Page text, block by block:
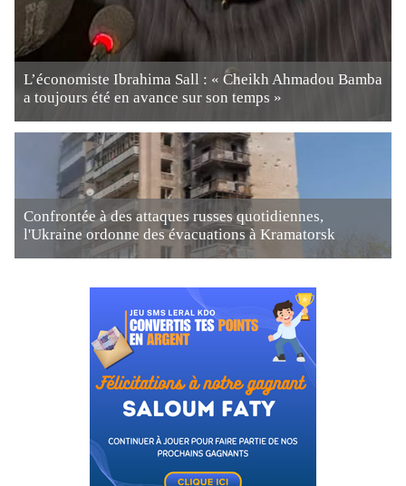
L’économiste Ibrahima Sall : « Cheikh Ahmadou Bamba
a toujours été en avance sur son temps »
Confrontée à des attaques russes quotidiennes,
l'Ukraine ordonne des évacuations à Kramatorsk